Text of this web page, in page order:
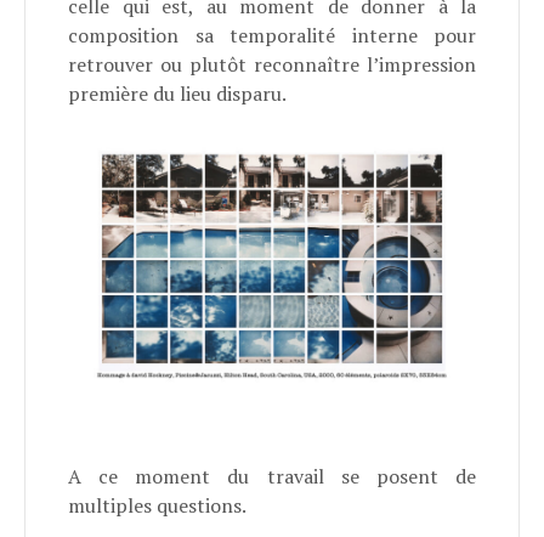
celle qui est, au moment de donner à la
composition sa temporalité interne pour
retrouver ou plutôt reconnaître l’impression
première du lieu disparu.
A ce moment du travail se posent de
multiples questions.